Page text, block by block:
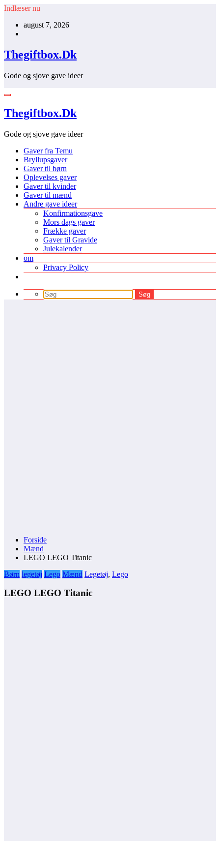
Videre
indhold
Indlæser nu
august 7, 2026
Thegiftbox.Dk
Gode og sjove gave ideer
Thegiftbox.Dk
Gode og sjove gave ideer
Gaver fra Temu
Bryllupsgaver
Gaver til børn
Oplevelses gaver
Gaver til kvinder
Gaver til mænd
Andre gave ideer
Konfirmationsgave
Mors dags gaver
Frække gaver
Gaver til Gravide
Julekalender
om
Privacy Policy
Forside
Mænd
LEGO LEGO Titanic
Børn legetøj Lego Mænd Legetøj, Lego
LEGO LEGO Titanic